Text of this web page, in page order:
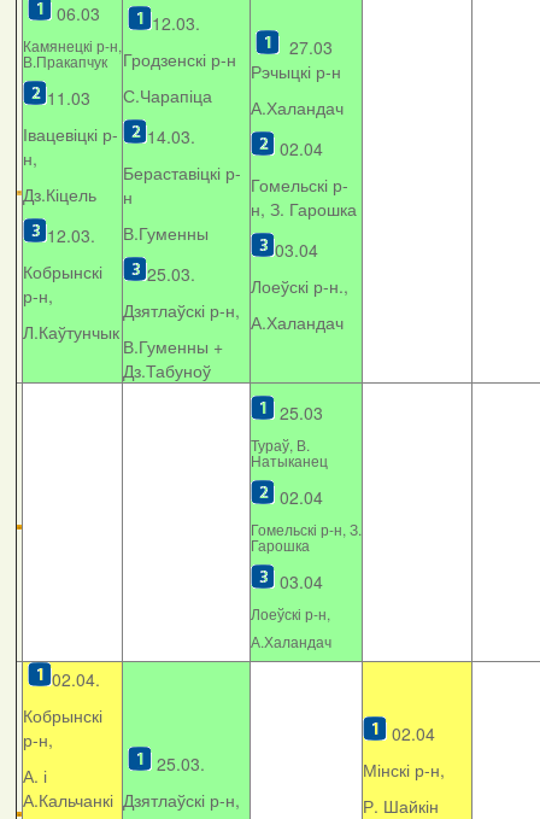
06.03
Камянецкі р-н,
В.Пракапчук
11.03
Івацевіцкі р-
н,
Дз.Кіцель
12.03.
Кобрынскі
р-н,
Л.Каўтунчык
12.03.
Гродзенскі р-н
С.Чарапіца
14.03.
Бераставіцкі р-
н
В.Гуменны
25.03.
Дзятлаўскі р-н,
В.Гуменны +
Дз.Табуноў
27.03
Рэчыцкі р-н
А.Халандач
02.04
Гомельскі р-
н, З. Гарошка
03.04
Лоеўскі р-н.,
А.Халандач
25.03
Тураў, В.
Натыканец
02.04
Гомельскі р-н, З.
Гарошка
03.04
Лоеўскі р-н,
А.Халандач
02.04.
Кобрынскі
р-н,
А. і
А.Кальчанкі
25.03.
Дзятлаўскі р-н,
02.04
Мінскі р-н,
Р. Шайкін